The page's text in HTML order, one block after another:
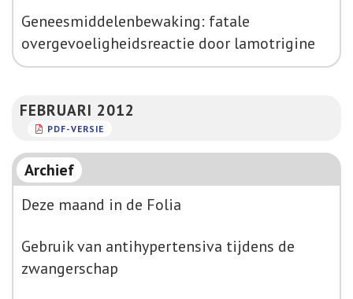
Geneesmiddelenbewaking: fatale
overgevoeligheidsreactie door lamotrigine
FEBRUARI 2012
PDF-VERSIE
Archief
Deze maand in de Folia
Gebruik van antihypertensiva tijdens de
zwangerschap